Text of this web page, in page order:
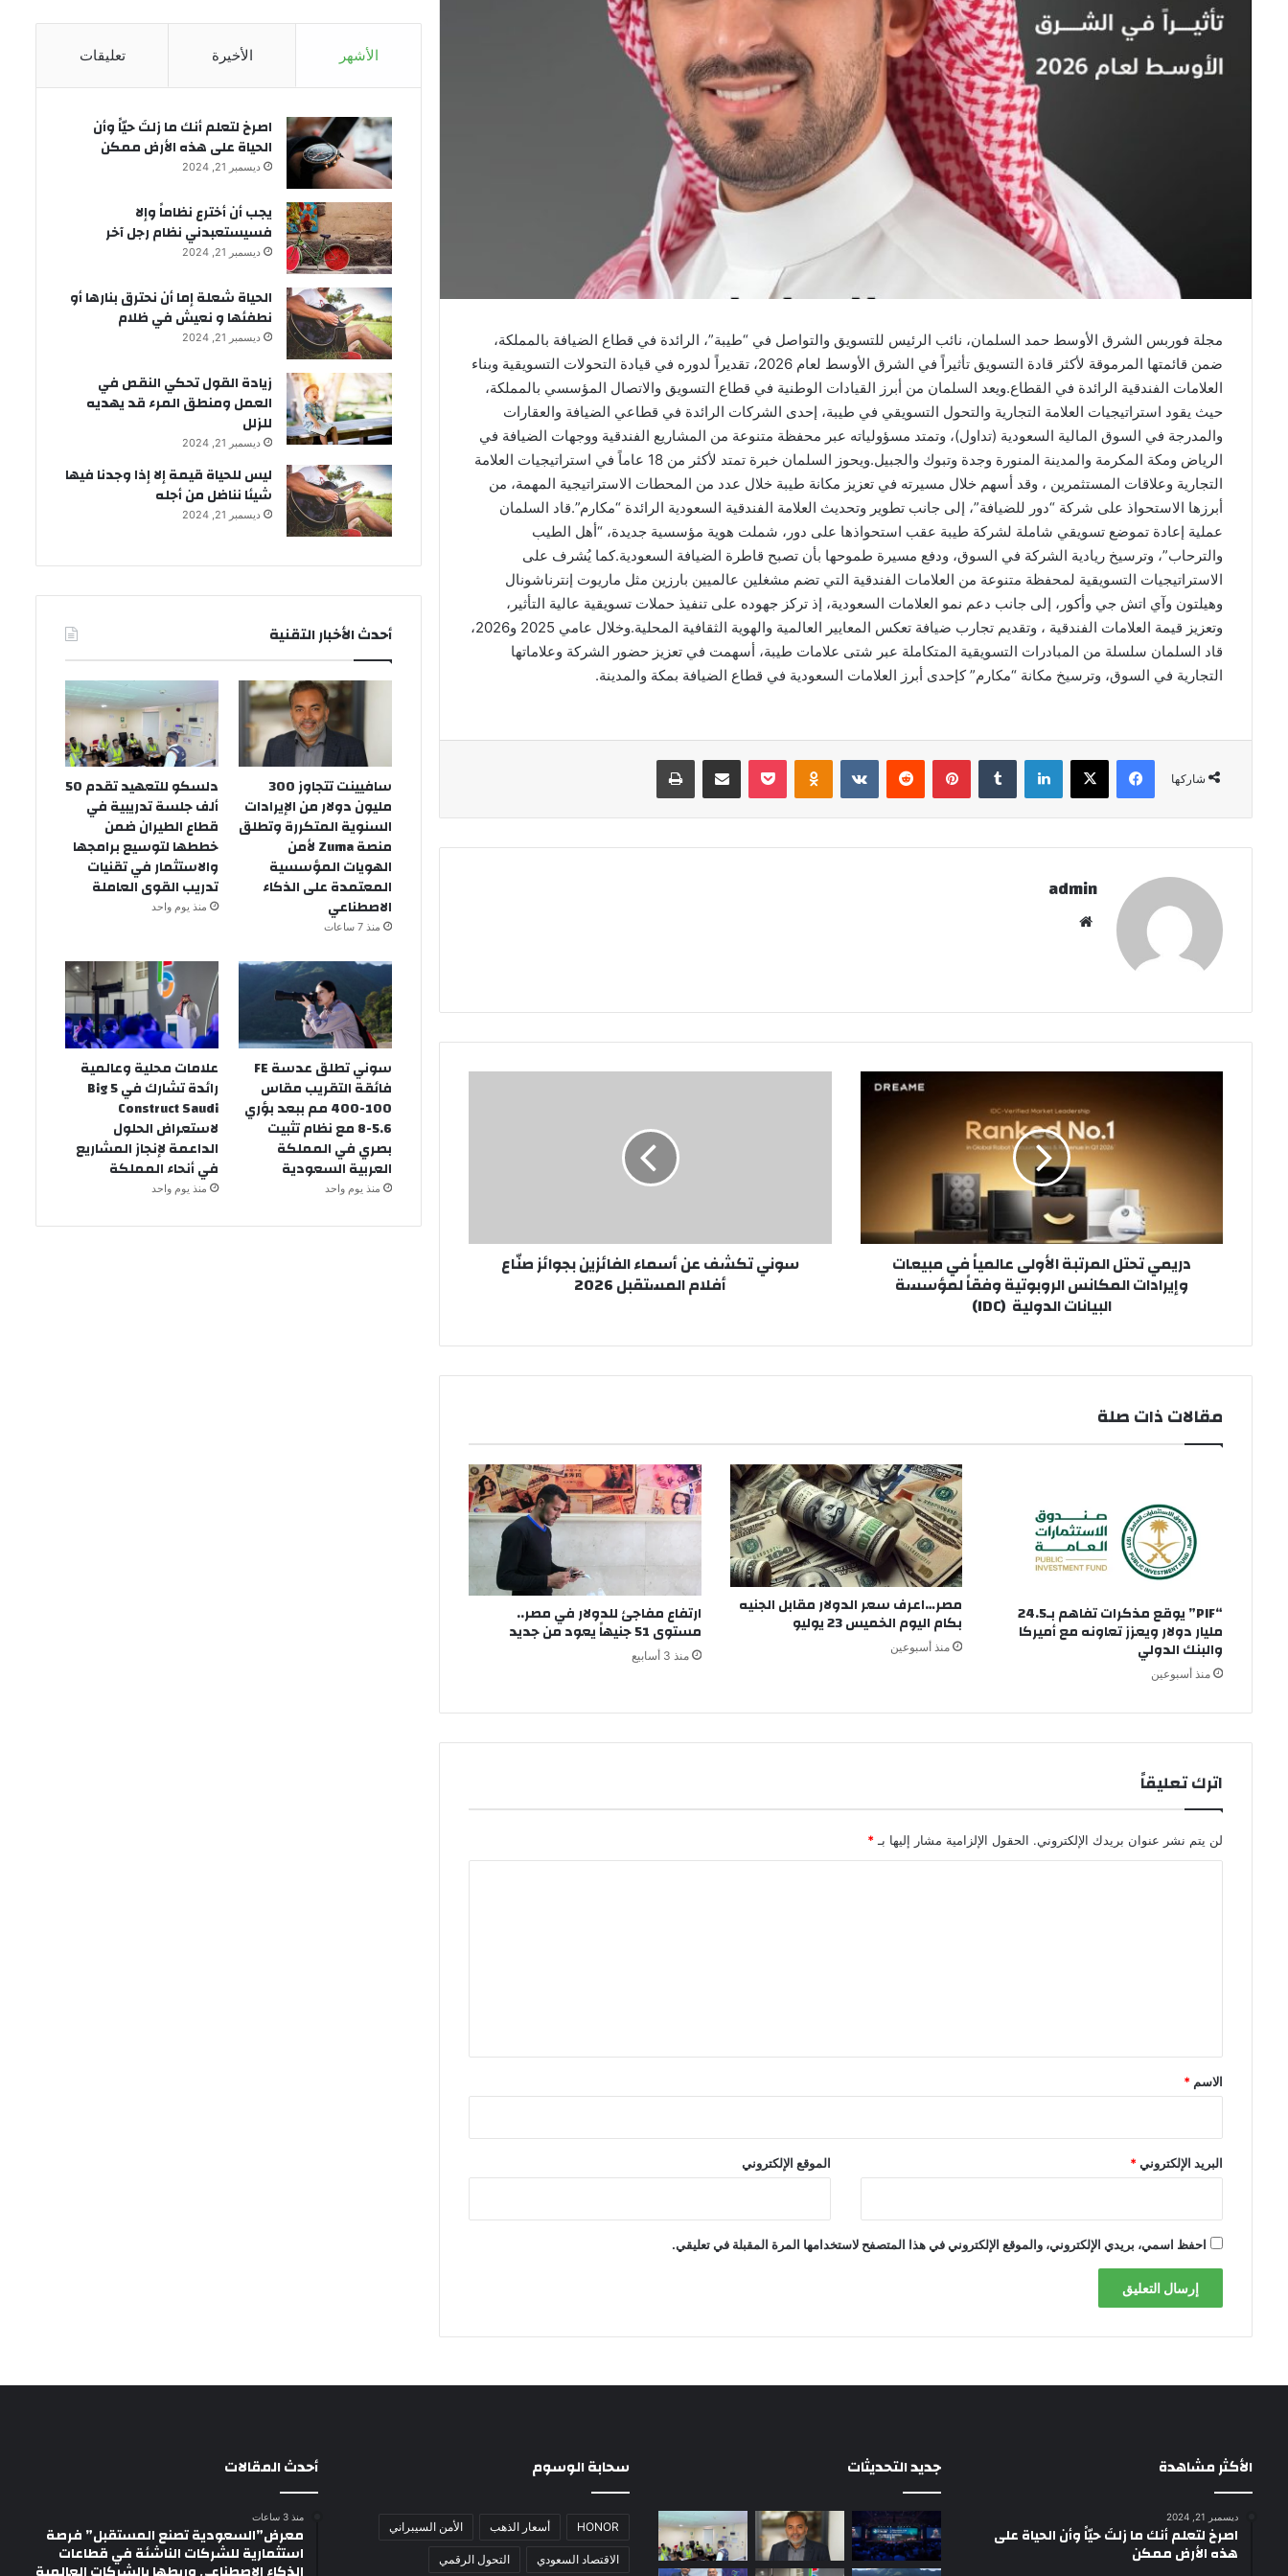
مجلة فوربس الشرق الأوسط حمد السلمان، نائب الرئيس للتسويق والتواصل في “طيبة”، الرائدة في قطاع الضيافة بالمملكة،
ضمن قائمتها المرموقة لأكثر قادة التسويق تأثيراً في الشرق الأوسط لعام 2026، تقديراً لدوره في قيادة التحولات التسويقية وبناء
العلامات الفندقية الرائدة في القطاع.ويعد السلمان من أبرز القيادات الوطنية في قطاع التسويق والاتصال المؤسسي بالمملكة،
حيث يقود استراتيجيات العلامة التجارية والتحول التسويقي في طيبة، إحدى الشركات الرائدة في قطاعي الضيافة والعقارات
والمدرجة في السوق المالية السعودية (تداول)، وتمتد مسؤولياته عبر محفظة متنوعة من المشاريع الفندقية ووجهات الضيافة في
الرياض ومكة المكرمة والمدينة المنورة وجدة وتبوك والجبيل.ويحوز السلمان خبرة تمتد لأكثر من 18 عاماً في استراتيجيات العلامة
التجارية وعلاقات المستثمرين ، وقد أسهم خلال مسيرته في تعزيز مكانة طيبة خلال عدد من المحطات الاستراتيجية المهمة، من
أبرزها الاستحواذ على شركة “دور للضيافة”، إلى جانب تطوير وتحديث العلامة الفندقية السعودية الرائدة “مكارم”.قاد السلمان
عملية إعادة تموضع تسويقي شاملة لشركة طيبة عقب استحواذها على دور، شملت هوية مؤسسية جديدة، “أهل الطيب
والترحاب”، وترسيخ ريادية الشركة في السوق، ودفع مسيرة طموحها بأن تصبح قاطرة الضيافة السعودية.كما يُشرف على
الاستراتيجيات التسويقية لمحفظة متنوعة من العلامات الفندقية التي تضم مشغلين عالميين بارزين مثل ماريوت إنترناشونال
وهيلتون وآي اتش جي وأكور، إلى جانب دعم نمو العلامات السعودية، إذ تركز جهوده على تنفيذ حملات تسويقية عالية التأثير،
وتعزيز قيمة العلامات الفندقية ، وتقديم تجارب ضيافة تعكس المعايير العالمية والهوية الثقافية المحلية.وخلال عامي 2025 و2026،
قاد السلمان سلسلة من المبادرات التسويقية المتكاملة عبر شتى علامات طيبة، أسهمت في تعزيز حضور الشركة وعلاماتها
التجارية في السوق، وترسيخ مكانة “مكارم” كإحدى أبرز العلامات السعودية في قطاع الضيافة بمكة والمدينة.
شاركها
فيسبوك ‫X لينكدإن بينتيريست Odnoklassniki
‫Pocket مشاركة عبر البريد طباعة
admin
المكانس
الروبوتية
الدولية
دريمي تحتل المرتبة الأولى عالمياً في مبيعات
وإيرادات المكانس الروبوتية وفقاً لمؤسسة
البيانات الدولية (IDC)
المستقبل
سوني تكشف عن أسماء الفائزين بجوائز صنّاع
أفلام المستقبل 2026
مقالات ذات صلة
“PIF” يوقع مذكرات تفاهم بـ24.5
مليار دولار ويعزز تعاونه مع أميركا
والبنك الدولي
منذ أسبوعين
مصر…اعرف سعر الدولار مقابل الجنيه
بكام اليوم الخميس 23 يوليو
منذ أسبوعين
ارتفاع مفاجئ للدولار في مصر..
مستوى 51 جنيهاً يعود من جديد
منذ 3 أسابيع
اترك تعليقاً
لن يتم نشر عنوان بريدك الإلكتروني. الحقول الإلزامية مشار إليها بـ *
*
الاسم *
البريد الإلكتروني* الموقع الإلكتروني
احفظ اسمي، بريدي الإلكتروني، والموقع الإلكتروني في هذا المتصفح لاستخدامها المرة المقبلة في تعليقي.
الأشهر الأخيرة تعليقات
‫اصرخ لتعلم أنك ما زلتَ حيّاً وأن
الحياة على هذه الأرض ممكن
ديسمبر 21, 2024
يجب أن أخترع نظاماً وإلا
فسيستعبدني نظام رجل آخر
ديسمبر 21, 2024
الحياة شعلة إما أن نحترق بنارها أو
نطفئها و نعيش في ظلام
ديسمبر 21, 2024
زيادة القول تحكي النقص في
العمل ومنطق المرء قد يهديه
للزلل
ديسمبر 21, 2024
ليس للحياة قيمة إلا إذا وجدنا فيها
شيئا نناضل من أجله
ديسمبر 21, 2024
أحدث الأخبار التقنية
سافيينت تتجاوز 300
مليون دولار من الإيرادات
السنوية المتكررة وتطلق
منصة Zuma لأمن
الهويات المؤسسية
المعتمدة على الذكاء
الاصطناعي
منذ 7 ساعات
دلسكو للتعهيد تقدم 50
ألف جلسة تدريبية في
قطاع الطيران ضمن
خططها لتوسيع برامجها
والاستثمار في تقنيات
تدريب القوى العاملة
منذ يوم واحد
سوني تطلق عدسة FE
فائقة التقريب مقاس
100-400 مم ببعد بؤري
5.6-8 مع نظام تثبيت
بصري في المملكة
العربية السعودية
منذ يوم واحد
علامات محلية وعالمية
رائدة تشارك في Big 5
Construct Saudi
لاستعراض الحلول
الداعمة لإنجاز المشاريع
في أنحاء المملكة
منذ يوم واحد
الأكثر مشاهدة
ديسمبر 21, 2024
‫اصرخ لتعلم أنك ما زلتَ حيّاً وأن الحياة على
هذه الأرض ممكن
جديد التحديثات سحابة الوسوم
HONOR أسعار الذهب الأمن السيبراني
الاقتصاد السعودي التحول الرقمي
أحدث المقالات
منذ 3 ساعات
معرض”السعودية تصنع المستقبل” فرصة
استثمارية للشركات الناشئة في قطاعات